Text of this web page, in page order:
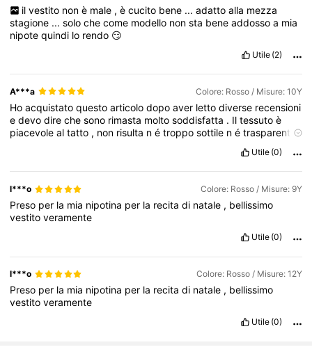
il vestito non è male , è cucito bene ... adatto alla mezza
stagione ...solochecome modello nonsta beneaddossoa mia
nipotequindi lo rendo 😏
Utile (2)
A***a Colore: Rosso / Misure: 10Y
Hoacquistatoquestoarticolodopoaver lettodiverse recensioni
edevodirechesono rimasta moltosoddisfatta . Iltessutoè
piacevolealtatto , non risulta nétropposottile nétrasparente
perfettamente,
seguendobeneleformesenzastringere.Ilcoloreèidentico
fotosul sito
è
scontata.La abbastanzaveloceel’
articoloè arrivatobenconfezionato. Dopoillavaggionon
persocolorenési
abbinaresia
curato
complessoottimorapportoqualità-prezzo,loricomprereielo
consigliosicuramente
Utile (0)
l***o Colore: Rosso / Misure: 9Y
Preso per la mia nipotina per la recitadi natale , bellissimo
vestitoveramente
Utile (0)
l***o Colore: Rosso / Misure: 12Y
Preso per la mia nipotina per la recitadi natale , bellissimo
vestitoveramente
Utile (0)